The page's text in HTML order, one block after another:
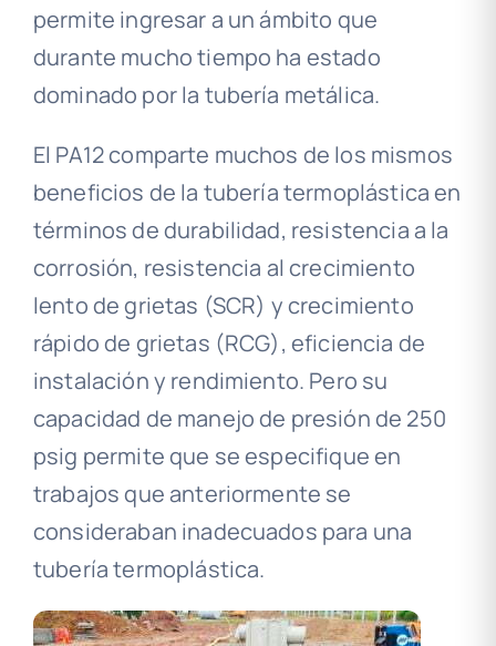
permite ingresar a un ámbito que
durante mucho tiempo ha estado
dominado por la tubería metálica.
El PA12 comparte muchos de los mismos
beneficios de la tubería termoplástica en
términos de durabilidad, resistencia a la
corrosión, resistencia al crecimiento
lento de grietas (SCR) y crecimiento
rápido de grietas (RCG), eficiencia de
instalación y rendimiento. Pero su
capacidad de manejo de presión de 250
psig permite que se especifique en
trabajos que anteriormente se
consideraban inadecuados para una
tubería termoplástica.